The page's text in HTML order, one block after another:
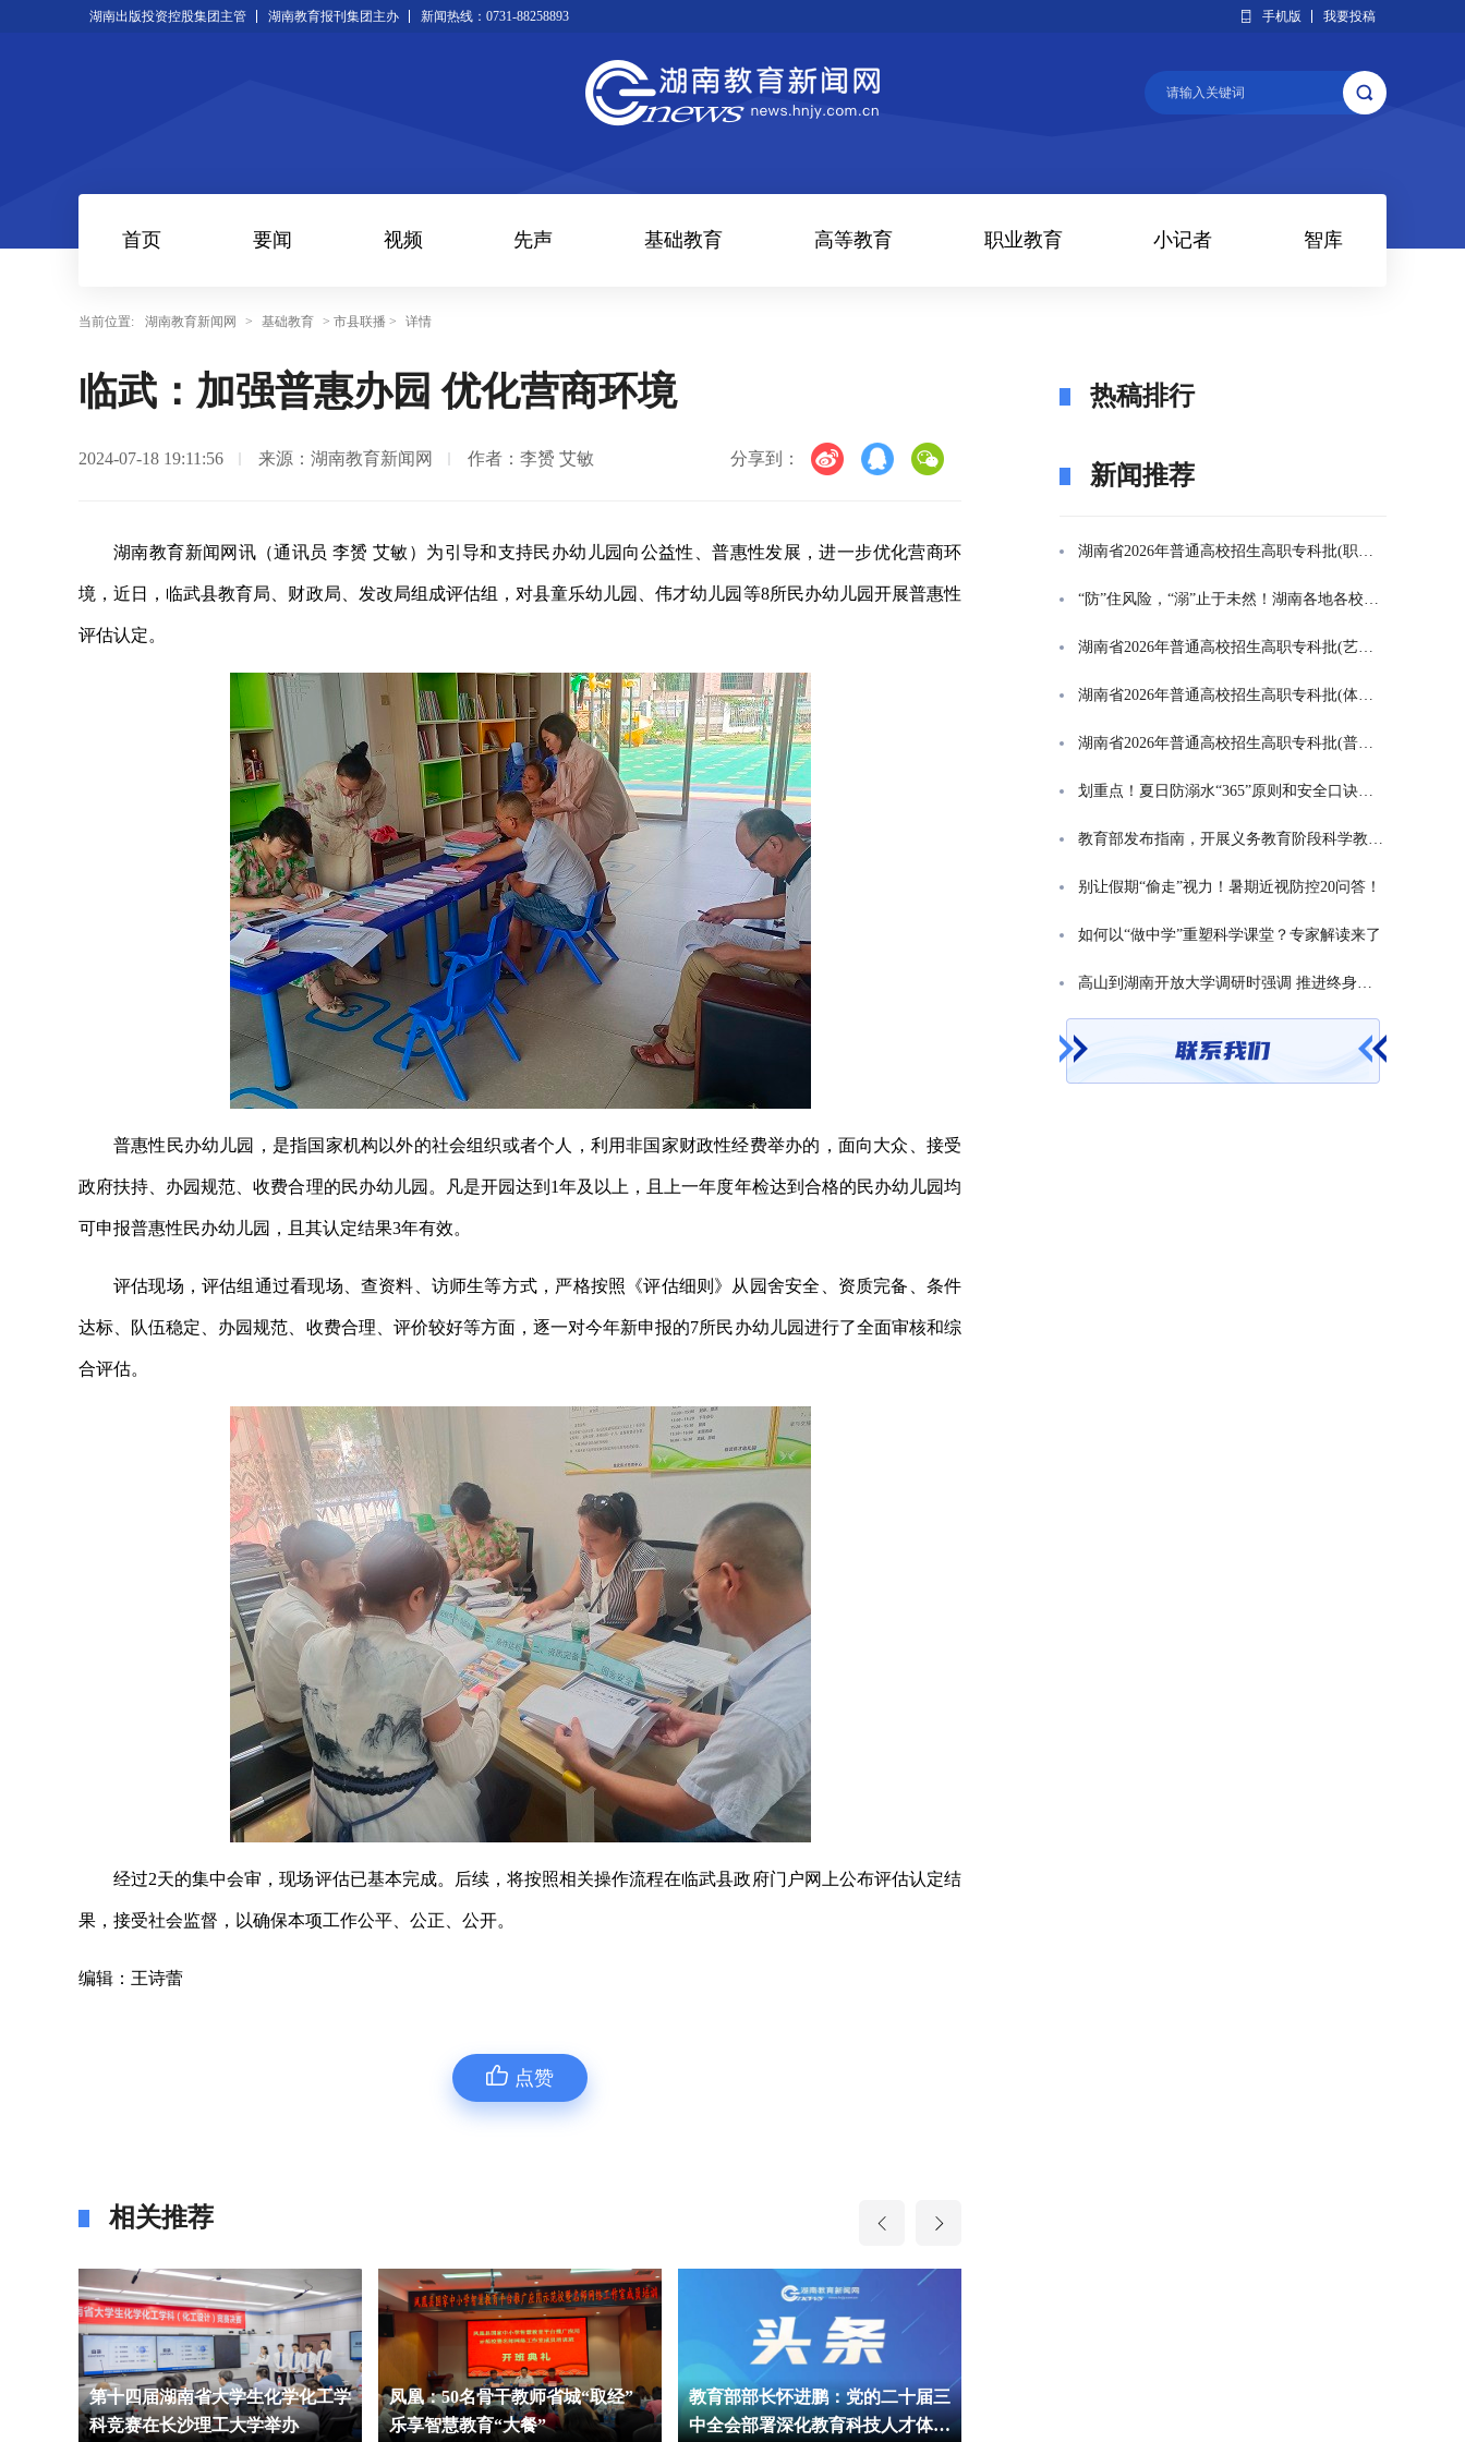
湖南出版投资控股集团主管 湖南教育报刊集团主办 新闻热线：0731-88258893 手机版 我要投稿
首页 要闻 视频 先声 基础教育 高等教育 职业教育 小记者 智库
当前位置: 湖南教育新闻网 > 基础教育 > 市县联播 > 详情
临武：加强普惠办园 优化营商环境
2024-07-18 19:11:56 来源：湖南教育新闻网 作者：李赟 艾敏 分享到：
湖南教育新闻网讯（通讯员 李赟 艾敏）为引导和支持民办幼儿园向公益性、普惠性发展，进一步优化营商环
境，近日，临武县教育局、财政局、发改局组成评估组，对县童乐幼儿园、伟才幼儿园等8所民办幼儿园开展普惠性
评估认定。
普惠性民办幼儿园，是指国家机构以外的社会组织或者个人，利用非国家财政性经费举办的，面向大众、接受
政府扶持、办园规范、收费合理的民办幼儿园。凡是开园达到1年及以上，且上一年度年检达到合格的民办幼儿园均
可申报普惠性民办幼儿园，且其认定结果3年有效。
评估现场，评估组通过看现场、查资料、访师生等方式，严格按照《评估细则》从园舍安全、资质完备、条件
达标、队伍稳定、办园规范、收费合理、评价较好等方面，逐一对今年新申报的7所民办幼儿园进行了全面审核和综
合评估。
经过2天的集中会审，现场评估已基本完成。后续，将按照相关操作流程在临武县政府门户网上公布评估认定结
果，接受社会监督，以确保本项工作公平、公正、公开。
编辑：王诗蕾
点赞
相关推荐
第十四届湖南省大学生化学化工学
科竞赛在长沙理工大学举办
凤凰：50名骨干教师省城“取经”
乐享智慧教育“大餐”
教育部部长怀进鹏：党的二十届三
中全会部署深化教育科技人才体制
热稿排行
新闻推荐
湖南省2026年普通高校招生高职专科批(职高对口类)第一次投档分数线
“防”住风险，“溺”止于未然！湖南各地各校打响防溺水“保卫战”
湖南省2026年普通高校招生高职专科批(艺术类)第一次投档分数线
湖南省2026年普通高校招生高职专科批(体育类)第一次投档分数线
湖南省2026年普通高校招生高职专科批(普通类)第一次投档分数线
划重点！夏日防溺水“365”原则和安全口诀一起学
教育部发布指南，开展义务教育阶段科学教育“做中学”领航行动
别让假期“偷走”视力！暑期近视防控20问答！
如何以“做中学”重塑科学课堂？专家解读来了
高山到湖南开放大学调研时强调 推进终身教育发展 在服务学习型社会建设中走好转型升级发展之路